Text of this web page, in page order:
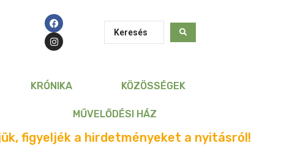
KRÓNIKA KÖZÖSSÉGEK
MŰVELŐDÉSI HÁZ
figyeljék a hirdetményeket a nyitásról!